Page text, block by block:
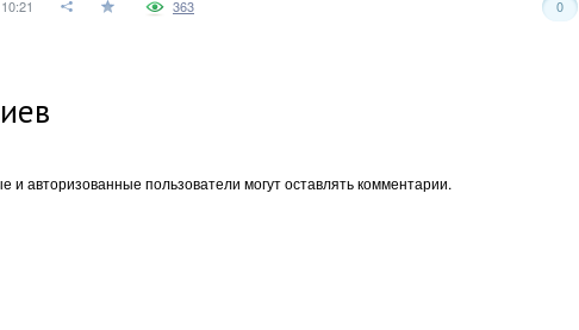
0
363
и авторизованные пользователи могут оставлять комментарии.